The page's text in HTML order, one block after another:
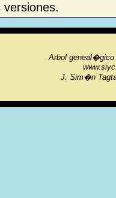
versiones.
Arbol geneal�gico
J. Sim�n